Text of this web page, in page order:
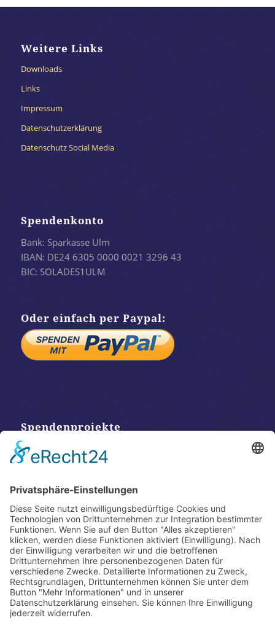
Weitere Links
Downloads
Links
Impressum
Datenschutzerklärung
Datenschutz Social Media
Spendenkonto
Bank: Sparkasse Ulm
IBAN: DE24 6305 0000 0021 3296 43
BIC: SOLADES1ULM
Oder einfach per Paypal:
Spendenprojekte
Kontakt
Postanschrift
Traumkatzen e.V.